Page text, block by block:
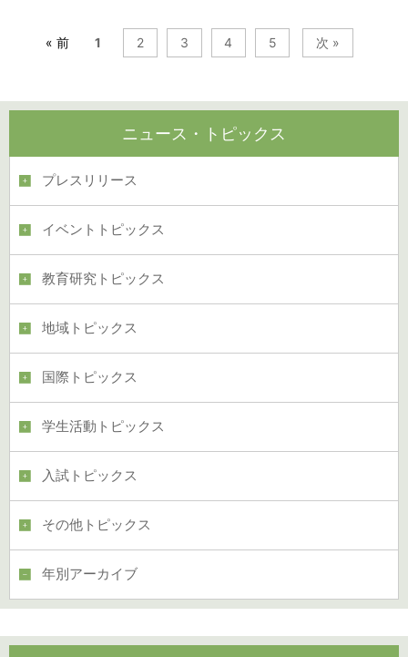
« 前 1 2 3 4 5 次 »
ニュース・トピックス
プレスリリース
イベントトピックス
教育研究トピックス
地域トピックス
国際トピックス
学生活動トピックス
入試トピックス
その他トピックス
年別アーカイブ